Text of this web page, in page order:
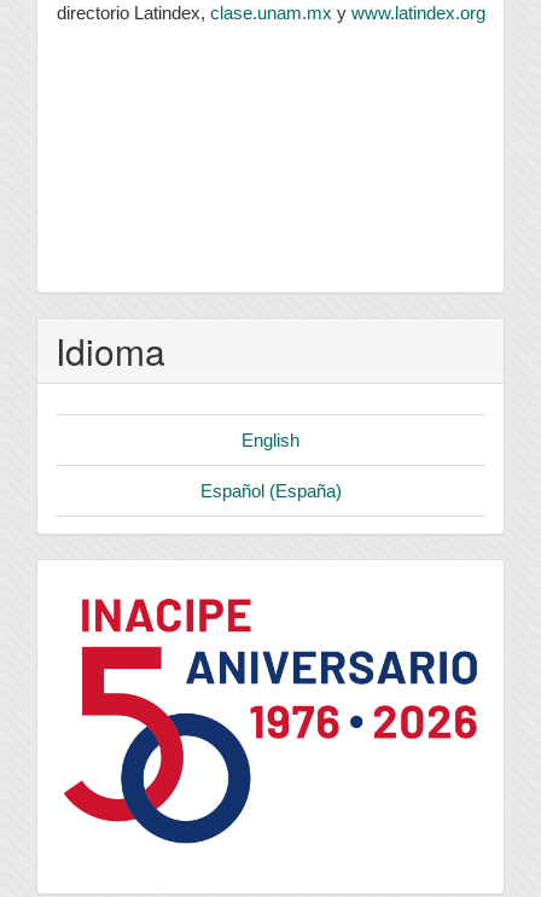
directorio Latindex, clase.unam.mx y www.latindex.org
Idioma
English
Español (España)
logo